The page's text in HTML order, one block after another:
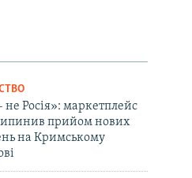
Росія»: маркетплейс
прийом нових
на Кримському